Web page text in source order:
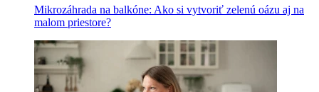
Mikrozáhrada na balkóne: Ako si vytvoriť zelenú oázu aj na
malom priestore?